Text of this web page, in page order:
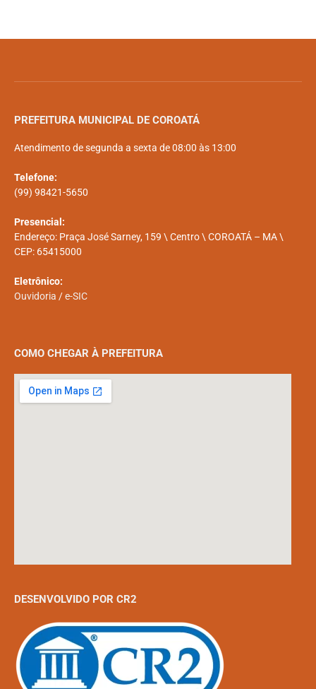
PREFEITURA MUNICIPAL DE COROATÁ
Atendimento de segunda a sexta de 08:00 às 13:00
Telefone:
(99) 98421-5650
Presencial:
Endereço: Praça José Sarney, 159 \ Centro \ COROATÁ – MA \
CEP: 65415000
Eletrônico:
Ouvidoria /e-SIC
COMO CHEGAR À PREFEITURA
DESENVOLVIDO POR CR2